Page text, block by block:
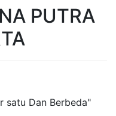
PUTRA
satu Dan Berbeda"